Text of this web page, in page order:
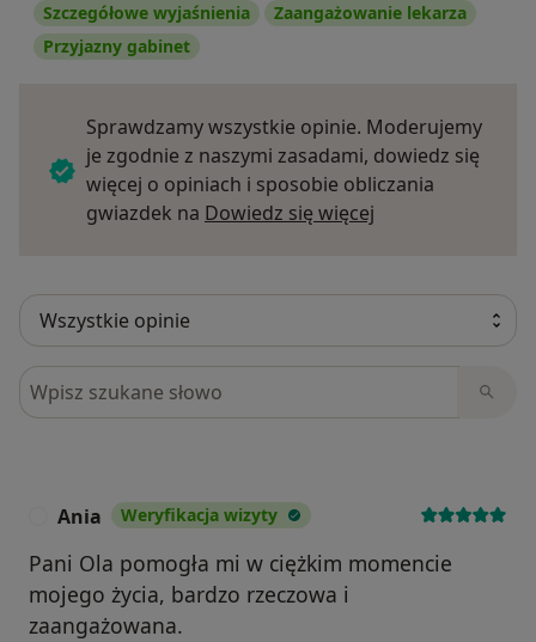
Szczegółowe wyjaśnienia
Zaangażowanie lekarza
Przyjazny gabinet
Sprawdzamy wszystkie opinie. Moderujemy
je zgodnie z naszymi zasadami, dowiedz się
więcej o opiniach i sposobie obliczania
gwiazdek na Dowiedz się więcej
Szukaj w opiniach
Ania Weryfikacja wizyty
Pani Ola pomogła mi w ciężkim momencie
mojego życia, bardzo rzeczowa i
zaangażowana.